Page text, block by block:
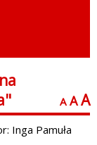
A A A
Inga Pamuła